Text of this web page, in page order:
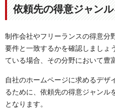
依頼先の得意ジャン
制作会社やフリーランスの得意分
要件と一致するかを確認しましょ
ている場合、その分野において豊
自社のホームページに求めるデザ
るために、依頼先の得意ジャンル
となります。